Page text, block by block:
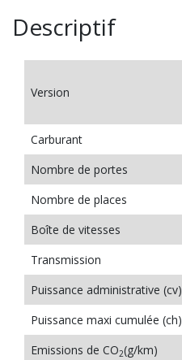
Descriptif
Version
Carburant
Nombre de portes
Nombre de places
Boîte de vitesses
Transmission
Puissance administrative (cv)
Puissance maxi cumulée (ch)
Emissions de CO2(g/km)